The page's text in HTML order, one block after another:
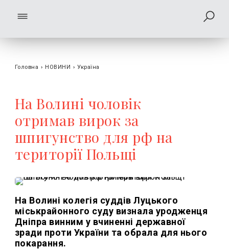
Головна › НОВИНИ › Україна
На Волині чоловік
отримав вирок за
шпигунство для рф на
території Польщі
На Волині колегія суддів Луцького
міськрайонного суду визнала уродженця
Дніпра винним у вчиненні державної
зради проти України та обрала для нього
покарання.